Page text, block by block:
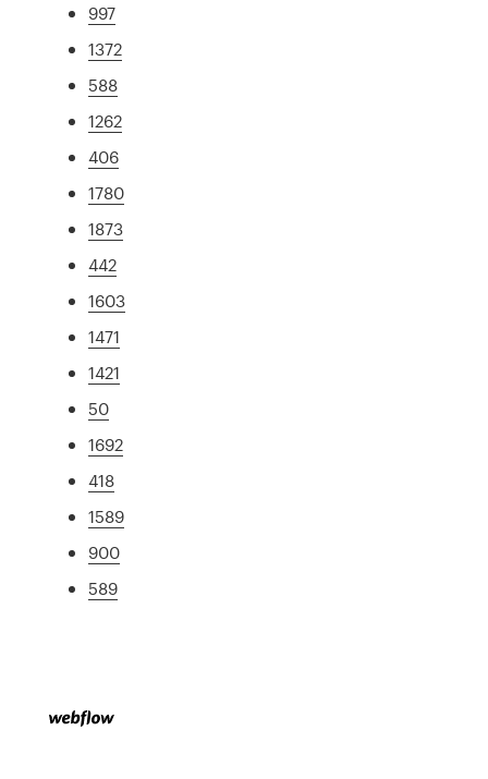
997
1372
588
1262
406
1780
1873
442
1603
1471
1421
50
1692
418
1589
900
589